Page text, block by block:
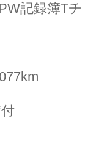
記録簿Tチ